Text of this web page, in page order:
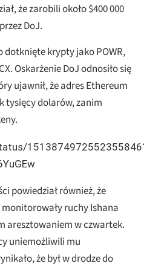
że zarobili około $400 000
DoJ.
krypty jako POWR,
Oskarżenie DoJ odnosiło się
ujawnił, że adres Ethereum
tysięcy dolarów, zanim
powiedział również, że
ruchy Ishana
aresztowaniem w czwartek.
uniemożliwili mu
że był w drodze do